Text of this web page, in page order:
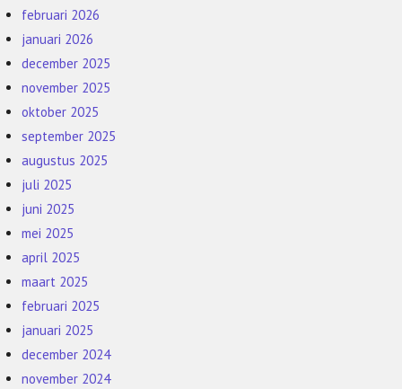
februari 2026
januari 2026
december 2025
november 2025
oktober 2025
september 2025
augustus 2025
juli 2025
juni 2025
mei 2025
april 2025
maart 2025
februari 2025
januari 2025
december 2024
november 2024